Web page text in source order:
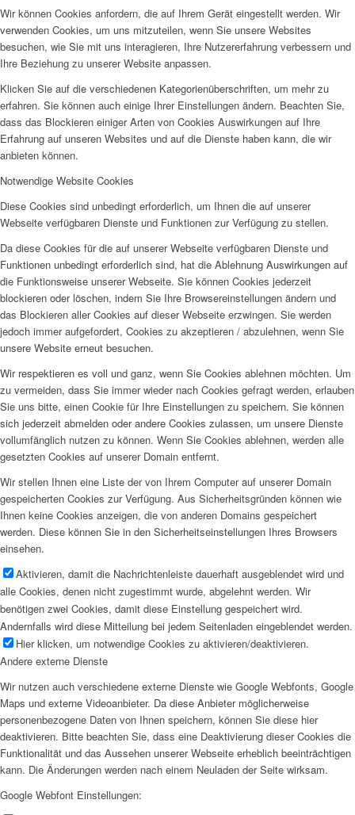
Wir können Cookies anfordern, die auf Ihrem Gerät eingestellt werden. Wir
verwenden Cookies, um uns mitzuteilen, wenn Sie unsere Websites
besuchen, wie Sie mit uns interagieren, Ihre Nutzererfahrung verbessern und
Ihre Beziehung zu unserer Website anpassen.
Klicken Sie auf die verschiedenen Kategorienüberschriften, um mehr zu
erfahren. Sie können auch einige Ihrer Einstellungen ändern. Beachten Sie,
dass das Blockieren einiger Arten von Cookies Auswirkungen auf Ihre
Erfahrung auf unseren Websites und auf die Dienste haben kann, die wir
anbieten können.
Notwendige Website Cookies
Diese Cookies sind unbedingt erforderlich, um Ihnen die auf unserer
Webseite verfügbaren Dienste und Funktionen zur Verfügung zu stellen.
Da diese Cookies für die auf unserer Webseite verfügbaren Dienste und
Funktionen unbedingt erforderlich sind, hat die Ablehnung Auswirkungen auf
die Funktionsweise unserer Webseite. Sie können Cookies jederzeit
blockieren oder löschen, indem Sie Ihre Browsereinstellungen ändern und
das Blockieren aller Cookies auf dieser Webseite erzwingen. Sie werden
jedoch immer aufgefordert, Cookies zu akzeptieren / abzulehnen, wenn Sie
unsere Website erneut besuchen.
Wir respektieren es voll und ganz, wenn Sie Cookies ablehnen möchten. Um
zu vermeiden, dass Sie immer wieder nach Cookies gefragt werden, erlauben
Sie uns bitte, einen Cookie für Ihre Einstellungen zu speichern. Sie können
sich jederzeit abmelden oder andere Cookies zulassen, um unsere Dienste
vollumfänglich nutzen zu können. Wenn Sie Cookies ablehnen, werden alle
gesetzten Cookies auf unserer Domain entfernt.
Wir stellen Ihnen eine Liste der von Ihrem Computer auf unserer Domain
gespeicherten Cookies zur Verfügung. Aus Sicherheitsgründen können wie
Ihnen keine Cookies anzeigen, die von anderen Domains gespeichert
werden. Diese können Sie in den Sicherheitseinstellungen Ihres Browsers
einsehen.
Aktivieren, damit die Nachrichtenleiste dauerhaft ausgeblendet wird und
alle Cookies, denen nicht zugestimmt wurde, abgelehnt werden. Wir
benötigen zwei Cookies, damit diese Einstellung gespeichert wird.
Andernfalls wird diese Mitteilung bei jedem Seitenladen eingeblendet werden.
Hier klicken, um notwendige Cookies zu aktivieren/deaktivieren.
Andere externe Dienste
Wir nutzen auch verschiedene externe Dienste wie Google Webfonts, Google
Maps und externe Videoanbieter. Da diese Anbieter möglicherweise
personenbezogene Daten von Ihnen speichern, können Sie diese hier
deaktivieren. Bitte beachten Sie, dass eine Deaktivierung dieser Cookies die
Funktionalität und das Aussehen unserer Webseite erheblich beeinträchtigen
kann. Die Änderungen werden nach einem Neuladen der Seite wirksam.
Google Webfont Einstellungen: